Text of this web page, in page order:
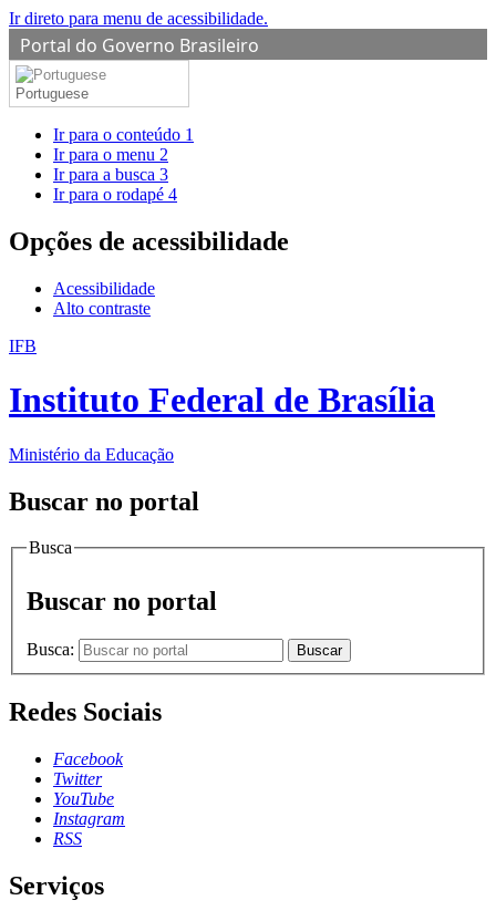
Ir direto para menu de acessibilidade.
Portal do Governo Brasileiro
Portuguese
Ir para o conteúdo 1
Ir para o menu 2
Ir para a busca 3
Ir para o rodapé 4
Opções de acessibilidade
Acessibilidade
Alto contraste
IFB
Instituto Federal de Brasília
Ministério da Educação
Buscar no portal
Busca
Buscar no portal
Busca: Buscar
Redes Sociais
Facebook
Twitter
YouTube
Instagram
RSS
Serviços